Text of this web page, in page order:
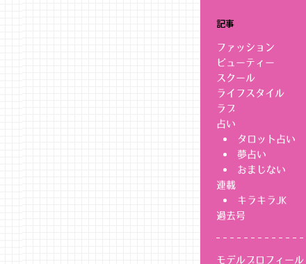
記事
ファッション
ビューティー
スクール
ライフスタイル
ラブ
占い
タロット占い
夢占い
おまじない
連載
キラキラJK
過去号
モデルプロフィール